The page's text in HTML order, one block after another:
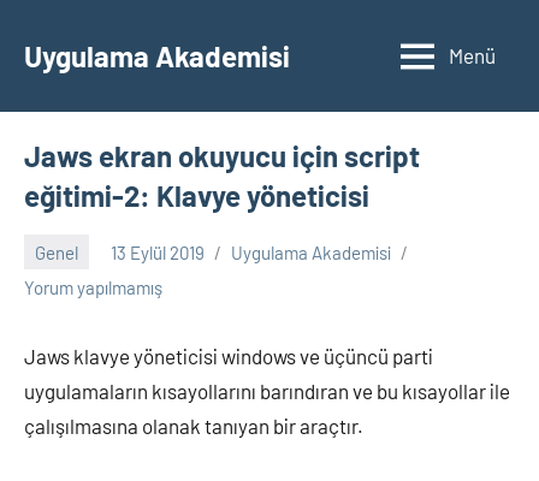
geçUygulama Akademisi Menü
Jaws ekran okuyucu için script
eğitimi-2: Klavye yöneticisi
Genel 13 Eylül 2019
Uygulama Akademisi
Yorum yapılmamış
Jaws klavye yöneticisi windows ve üçüncü parti
uygulamaların kısayollarını barındıran ve bu kısayollar ile
çalışılmasına olanak tanıyan bir araçtır.